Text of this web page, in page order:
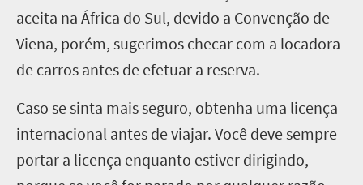
aceita na África do Sul, devido a Convenção de
Viena, porém, sugerimos checar com a locadora
de carros antes de efetuar a reserva.
Caso se sinta mais seguro, obtenha uma licença
internacional antes de viajar. Você deve sempre
portar a licença enquanto estiver dirigindo,